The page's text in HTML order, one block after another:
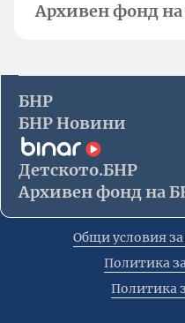
Архивен фонд
БНР
БНР Новини
Детското.БНР
Архивен фонд на
Общи условия
Политика
Политика